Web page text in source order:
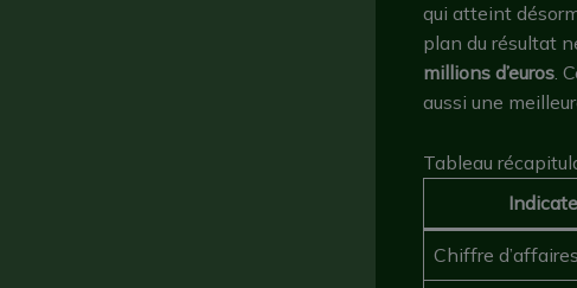
qui atteint
plan du résultat
millions d’euros.
aussi une
Tableau
Chiffre d’affaires